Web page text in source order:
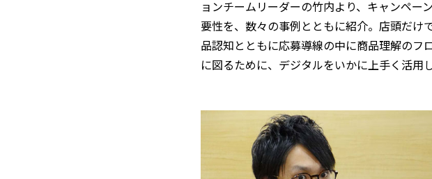
ョンチームリーダーの竹内より、キャンペー
要性を、数々の事例とともに紹介。店頭だけ
品認知とともに応募導線の中に商品理解のフ
に図るために、デジタルをいかに上手く活用